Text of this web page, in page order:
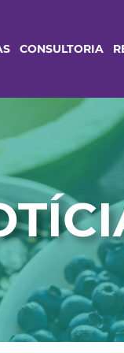
CONSULTORIA